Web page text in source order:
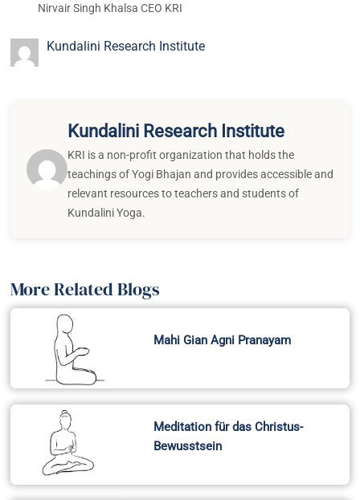
Nirvair Singh Khalsa CEO KRI
Kundalini Research Institute
Kundalini Research Institute
KRI is a non-profit organization that holds the
teachings of Yogi Bhajan and provides accessible and
relevant resources to teachers and students of
Kundalini Yoga.
More Related Blogs
Mahi Gian Agni Pranayam
Meditation für das Christus-
Bewusstsein